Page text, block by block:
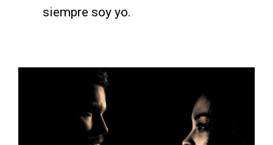
siempre soy yo.